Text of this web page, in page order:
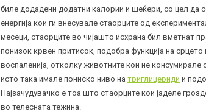
биле додадени додатни калории и шеќери, со цел да
енергија кои ги внесувале стаорците од
месеци, стаорците во чијашто исхрана бил вметнат
понизок крвен притисок, подобра функција на
воспаленија, отколку животните кои не консумирале
исто така имале пониско ниво на триглицериди и
Најзачудувачко е тоа што стаорците кои јаделе
во телесната тежина.